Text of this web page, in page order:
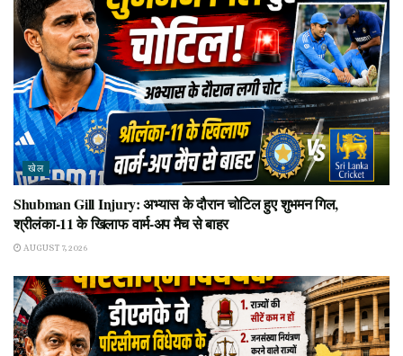
खेल
Shubman Gill Injury: अभ्यास के दौरान चोटिल हुए शुभमन गिल,
श्रीलंका-11 के खिलाफ वार्म-अप मैच से बाहर
AUGUST 7, 2026